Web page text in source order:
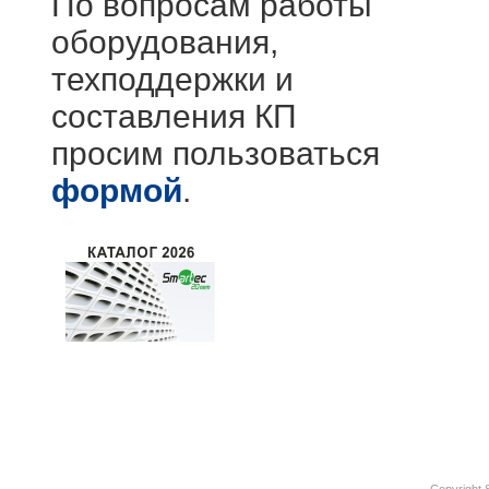
оборудования,
техподдержки и
составления КП
просим пользоваться
формой.